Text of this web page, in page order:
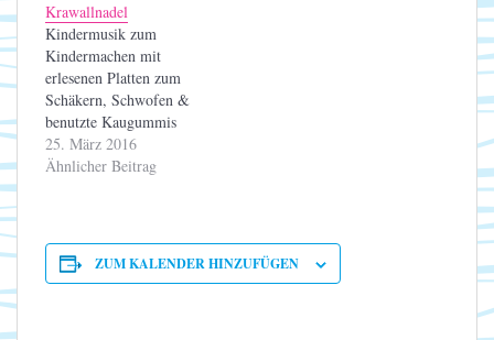
Guten Abend!
Krawallnadel
Kindermusik zum
Kindermachen mit
erlesenen Platten zum
Schäkern, Schwofen &
benutzte Kaugummis
tauschen. Nicht nur
Gummis zum Kauen
25. März 2016
Ähnlicher Beitrag
ZUM KALENDER HINZUFÜGEN